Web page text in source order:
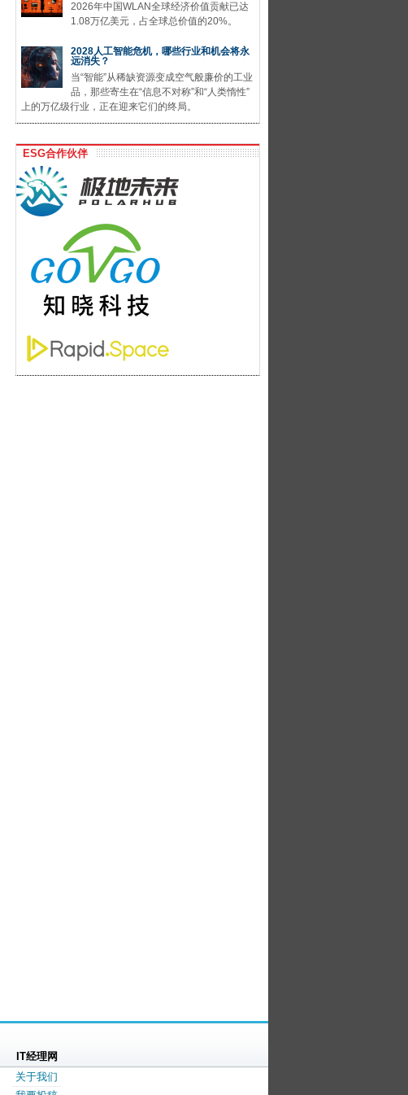
2026年中国WLAN全球经济价值贡献已达
1.08万亿美元，占全球总价值的20%。
2028人工智能危机，哪些行业和机会将永
远消失？
当“智能”从稀缺资源变成空气般廉价的工业
品，那些寄生在“信息不对称”和“人类惰性”
上的万亿级行业，正在迎来它们的终局。
ESG合作伙伴
IT经理网
关于我们